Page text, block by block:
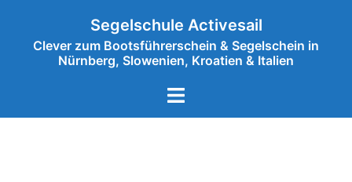
springen
Segelschule Activesail
Clever zum Bootsführerschein & Segelschein in
Nürnberg, Slowenien, Kroatien & Italien
Menü